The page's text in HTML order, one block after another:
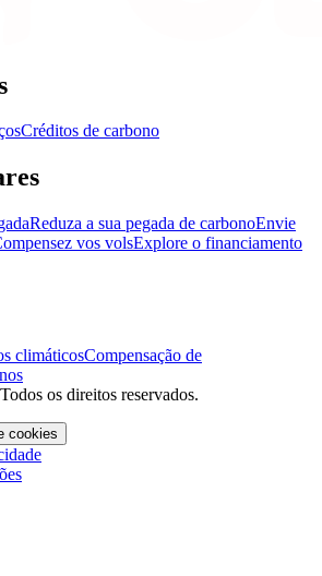
Créditos de carbono
Reduza a sua pegada de carbonoEnvie
vos volsExplore o financiamento
climáticosCompensação de
os direitos reservados.
cookies